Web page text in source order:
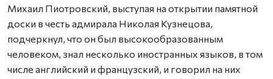
Михаил Пиотровский, выступая на открытии памятной
доски в честь адмирала Николая Кузнецова,
подчеркнул, что он был высокообразованным
человеком, знал несколько иностранных языков, в том
числе английский и французский, и говорил на них